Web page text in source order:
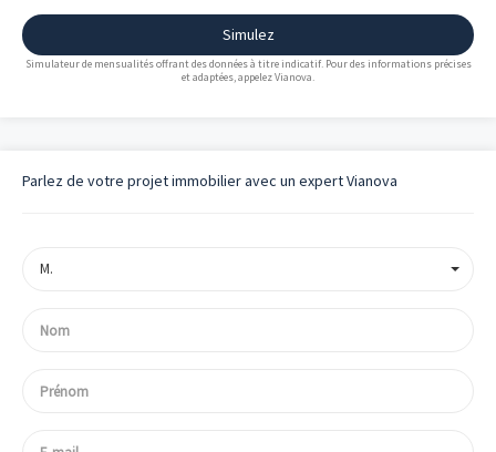
Simulez
Simulateur de mensualités offrant des données à titre indicatif. Pour des informations précises
et adaptées, appelez Vianova.
Parlez de votre projet immobilier avec un expert Vianova
M.